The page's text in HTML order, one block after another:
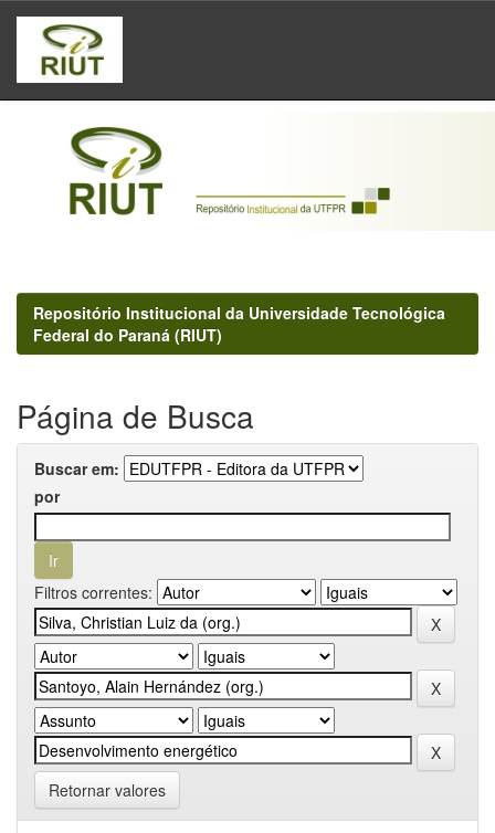
Skip
navigation
Repositório Institucional da Universidade Tecnológica
Federal do Paraná (RIUT)
Página de Busca
Buscar em:
por
Filtros correntes:
Retornar valores